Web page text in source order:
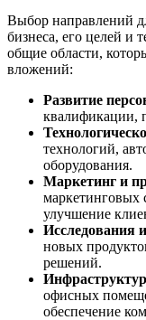
Выбор направлений
бизнеса, его целей и
общие области,
вложений:
Развитие
квалификации,
технологий,
оборудования.
Маркетинг и
маркетинговых
улучшение
Исследования
новых
решений.
офисных
обеспечение